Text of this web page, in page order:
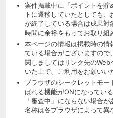
案件掲載中に「ポイントを貯
トに遷移していたとしても
が終了している場合は成果対
時間に余裕をもってお取り組
本ページの情報は掲載時の情
ている場合がございますので
関しましてはリンク先の
いた上で、ご利用をお願いい
ブラウザのシークレットモ
ばれる機能がONになってい
「審査中」にならない場合
名称は各ブラウザによって異